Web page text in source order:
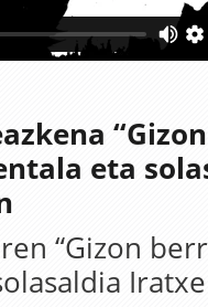
eta
“Gizon